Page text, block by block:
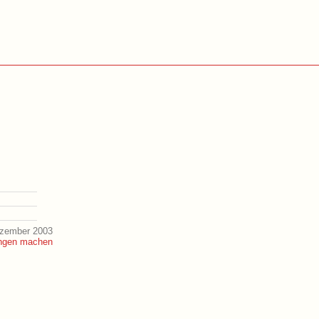
2003